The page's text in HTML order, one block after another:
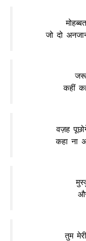
जो दो
कहीं
वज़ह
कहा ना
तुम